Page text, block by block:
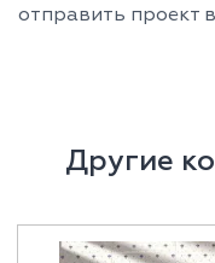
отправить проект
Другие